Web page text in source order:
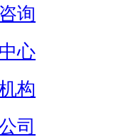
询
心
构
司